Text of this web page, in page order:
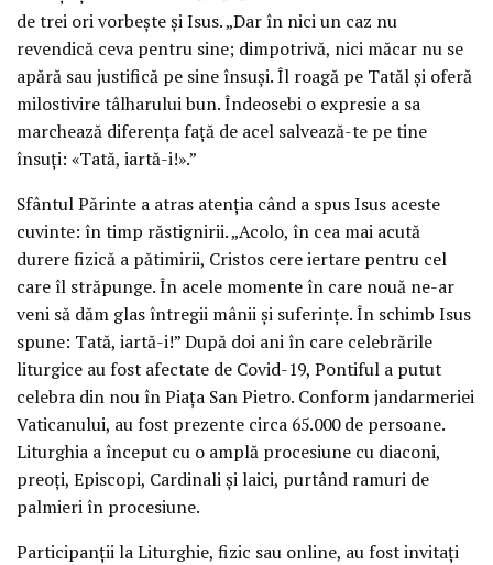
de trei ori vorbește și Isus. „Dar în nici un caz nu
revendică ceva pentru sine; dimpotrivă, nici măcar nu se
apără sau justifică pe sine însuși. Îl roagă pe Tatăl și oferă
milostivire tâlharului bun. Îndeosebi o expresie a sa
marchează diferența față de acel salvează-te pe tine
însuți: «Tată, iartă-i!».”
Sfântul Părinte a atras atenția când a spus Isus aceste
cuvinte: în timp răstignirii. „Acolo, în cea mai acută
durere fizică a pătimirii, Cristos cere iertare pentru cel
care îl străpunge. În acele momente în care nouă ne-ar
veni să dăm glas întregii mânii și suferințe. În schimb Isus
spune: Tată, iartă-i!” După doi ani în care celebrările
liturgice au fost afectate de Covid-19, Pontiful a putut
celebra din nou în Piața San Pietro. Conform jandarmeriei
Vaticanului, au fost prezente circa 65.000 de persoane.
Liturghia a început cu o amplă procesiune cu diaconi,
preoți, Episcopi, Cardinali și laici, purtând ramuri de
palmieri în procesiune.
Participanții la Liturghie, fizic sau online, au fost invitați